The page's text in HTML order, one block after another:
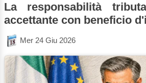
La responsabilità
accettante con beneficio
Mer 24 Giu 2026